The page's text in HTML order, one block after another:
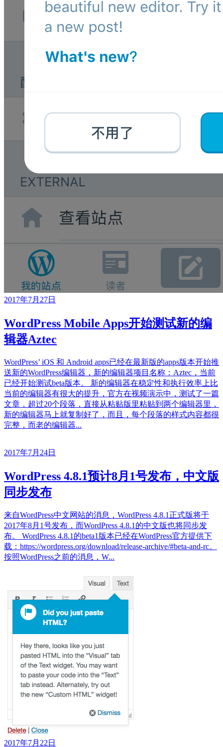
2017年7月27日
WordPress Mobile Apps开始测试新的编
辑器Aztec
WordPress’ iOS 和 Android apps已经在最新版的apps版本开始推
送新的WordPress编辑器，新的编辑器项目名称：Aztec，当前
已经开始测试beta版本。 新的编辑器在稳定性和执行效率上比
当前的编辑器有很大的提升，官方在视频演示中，测试了一篇
文章，超过20个段落，直接从粘贴版里粘贴到两个编辑器里，
新的编辑器马上就复制好了，而且，每个段落的样式内容都很
完整，而老的编辑器...
2017年7月24日
WordPress 4.8.1预计8月1号发布，中文版
同步发布
来自WordPress中文网站的消息，WordPress 4.8.1正式版将于
2017年8月1号发布，而WordPress 4.8.1的中文版也将同步发
布。 WordPress 4.8.1的beta1版本已经在WordPress官方提供下
载：https://wordpress.org/download/release-archive/#beta-and-rc。
按照WordPress之前的消息，W...
2017年7月22日